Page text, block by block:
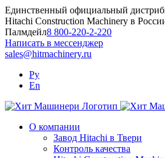
Skip
to
content
Единственный официальный
Hitachi Construction Machinery в
Палмдейл8 800-220-2-220
Написать в мессенджер
sales@hitmachinery.ru
Ру
En
О компании
Завод Hitachi в Твери
Контроль качества